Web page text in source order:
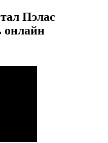
Пэлас
онлайн